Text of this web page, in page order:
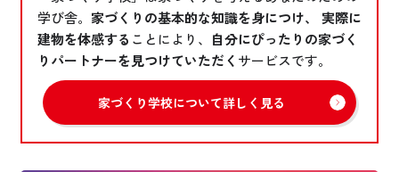
学び舎。 家づくりの基本的な知識を身につけ、 実際に
建物を体感する ことにより、 自分にぴったりの家づく
りパートナーを見つけていただく サービスです。
家づくり学校について詳しく見る